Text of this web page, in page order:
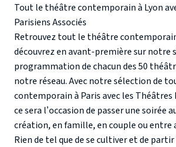
Tout le théâtre contemporain à Lyon
Parisiens Associés
Retrouvez tout le théâtre
découvrez en avant-première sur notre
programmation de chacun des 50
notre réseau. Avec notre sélection de
contemporain à Paris avec les Théâtres
ce sera l’occasion de passer une soirée
création, en famille, en couple ou entre
Rien de tel que de se cultiver et de